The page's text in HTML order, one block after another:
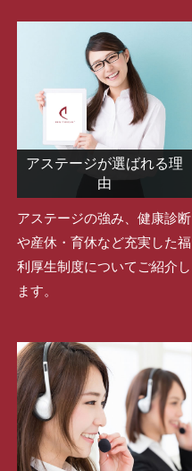
アステージが選ばれる理
由
アステージの強み、健康診断
や産休・育休など充実した福
利厚生制度についてご紹介し
ます。